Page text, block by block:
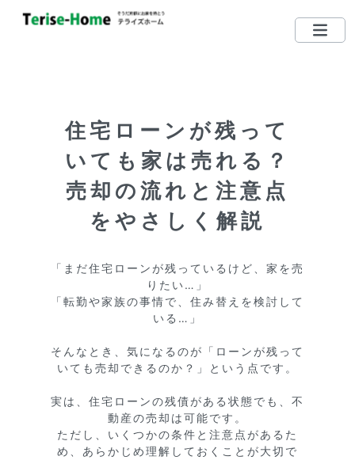
定休日：毎週水曜日 （日・祝日営業しています）
左京区で買いたい
左京区で売りたい
左京区ってどんな街？
リクエスト登録
住宅ローンが残って
いても家は売れる？
売却の流れと注意点
をやさしく解説
「まだ住宅ローンが残っているけど、家を売
りたい…」
「転勤や家族の事情で、住み替えを検討して
いる…」
そんなとき、気になるのが「ローンが残って
いても売却できるのか？」という点です。
実は、住宅ローンの残債がある状態でも、不
動産の売却は可能です。
ただし、いくつかの条件と注意点があるた
め、あらかじめ理解しておくことが大切で